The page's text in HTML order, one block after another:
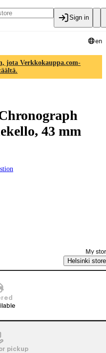
Sign in
en
jota Verkkokauppa.com-
43 mm
1
2
image 3
My
Helsinki store
pickup